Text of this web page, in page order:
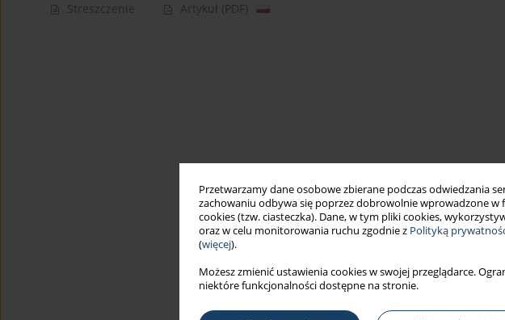
Przetwarzamy dane osobowe zbierane podczas odwiedzania
zachowaniu odbywa się poprzez dobrowolnie wprowadzone
cookies (tzw. ciasteczka). Dane, w tym pliki cookies,
oraz w celu monitorowania ruchu zgodnie z Polityką
(więcej).
Możesz zmienić ustawienia cookies w swojej przeglądarce.
niektóre funkcjonalności dostępne na stronie.
Streszczenie Artykuł (PDF)